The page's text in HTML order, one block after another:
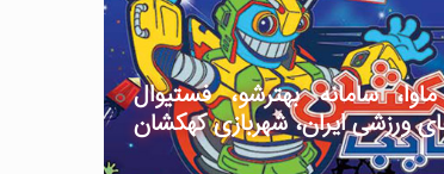
سامانه بهترشو، فستیوال
ورزشی ایران، شهربازی کهکشان